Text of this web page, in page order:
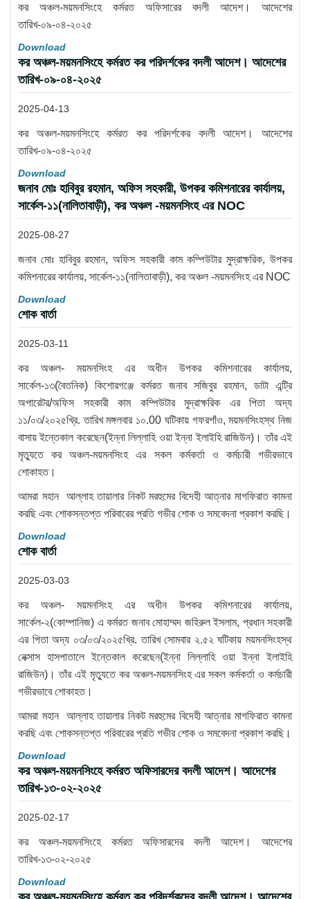
কর অঞ্চল-ময়মনসিংহে কর্মরত অফিসারের বদলী আদেশ। আদেশের
তারিখ-০৯-০৪-২০২৫
Download
কর অঞ্চল-ময়মনসিংহে কর্মরত কর পরিদর্শকের বদলী আদেশ। আদেশের
তারিখ-০৯-০৪-২০২৫
2025-04-13
কর অঞ্চল-ময়মনসিংহে কর্মরত কর পরিদর্শকের বদলী আদেশ। আদেশের
তারিখ-০৯-০৪-২০২৫
Download
জনাব মোঃ হাবিবুর রহমান, অফিস সহকারী, উপকর কমিশনারের কার্যালয়,
সার্কেল-১১(নালিতাবাড়ী), কর অঞ্চল -ময়মনসিংহ এর NOC
2025-08-27
জনাব মোঃ হাবিবুর রহমান, অফিস সহকারী কাম কম্পিউটার মুদ্রাক্ষরিক, উপকর
কমিশনারের কার্যালয়, সার্কেল-১১(নালিতাবাড়ী), কর অঞ্চল -ময়মনসিংহ এর NOC
Download
শোক বার্তা
2025-03-11
কর অঞ্চল- ময়মনসিংহ এর অধীন উপকর কমিশনারের কার্যালয়,
সার্কেল-১৩(বৈতনিক) কিশোরগঞ্জে কর্মরত জনাব সজিবুর রহমান, ডাটা এন্ট্রি
অপারেটর/অফিস সহকারী কাম কম্পিউটার মুদ্রাক্ষরিক এর পিতা অদ্য
১১/০৩/২০২৫খ্রি. তারিখ মঙ্গলবার ১০.00 ঘটিকায় গফরগাঁও, ময়মনসিংহস্থ নিজ
বাসায় ইন্তেকাল করেছেন(ইন্না লিল্লাহি ওয়া ইন্না ইলাইহি রাজিউন)। তাঁর এই
মৃত্যুতে কর অঞ্চল-ময়মনসিংহ এর সকল কর্মকর্তা ও কর্মচারী গভীরভাবে
শোকাহত।
আমরা মহান আল্লাহ তায়ালার নিকট মরহুমের বিদেহী আত্নার মাগফিরাত কামনা
করছি এবং শোকসন্তপ্ত পরিবারের প্রতি গভীর শোক ও সমবেদনা প্রকাশ করছি।
Download
শোক বার্তা
2025-03-03
কর অঞ্চল- ময়মনসিংহ এর অধীন উপকর কমিশনারের কার্যালয়,
সার্কেল-২(কোম্পানিজ) এ কর্মরত জনাব মোহাম্মদ জহিরুল ইসলাম, প্রধান সহকারী
এর পিতা অদ্য ০৩/০৩/২০২৫খ্রি. তারিখ সোমবার ২.৫২ ঘটিকায় ময়মনসিংহস্থ
নেক্সাস হাসপাতালে ইন্তেকাল করেছেন(ইন্না লিল্লাহি ওয়া ইন্না ইলাইহি
রাজিউন)। তাঁর এই মৃত্যুতে কর অঞ্চল-ময়মনসিংহ এর সকল কর্মকর্তা ও কর্মচারী
গভীরভাবে শোকাহত।
আমরা মহান আল্লাহ তায়ালার নিকট মরহুমের বিদেহী আত্নার মাগফিরাত কামনা
করছি এবং শোকসন্তপ্ত পরিবারের প্রতি গভীর শোক ও সমবেদনা প্রকাশ করছি।
Download
কর অঞ্চল-ময়মনসিংহে কর্মরত অফিসারদের বদলী আদেশ। আদেশের
তারিখ-১৩-০২-২০২৫
2025-02-17
কর অঞ্চল-ময়মনসিংহে কর্মরত অফিসারদের বদলী আদেশ। আদেশের
তারিখ-১৩-০২-২০২৫
Download